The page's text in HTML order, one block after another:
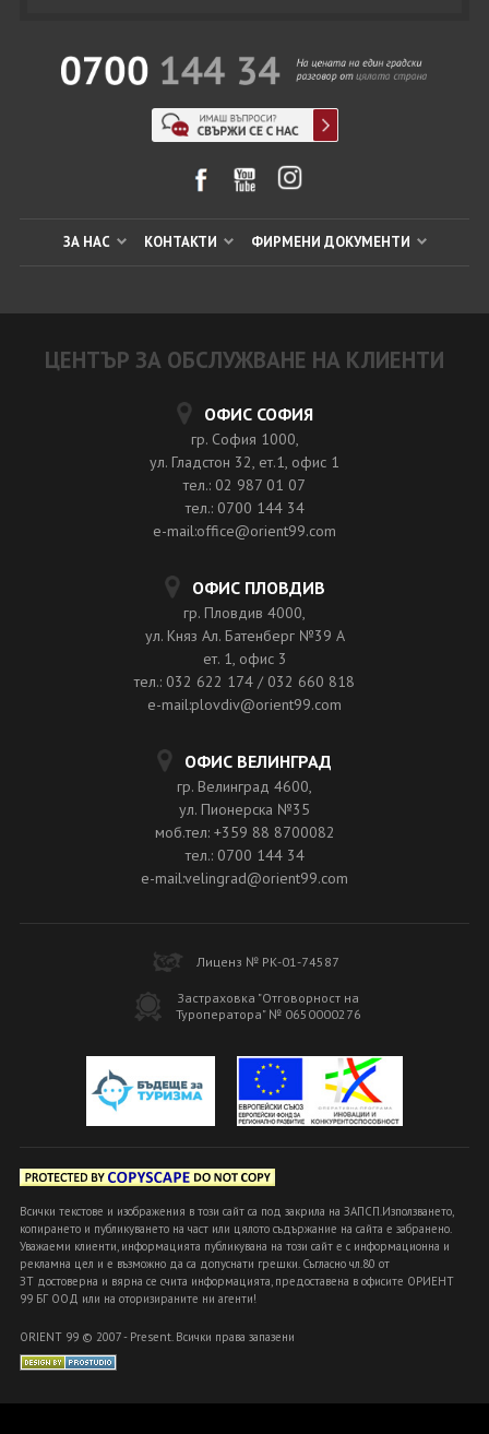
ЗА НАС КОНТАКТИ ФИРМЕНИ ДОКУМЕНТИ
ЦЕНТЪР ЗА ОБСЛУЖВАНЕ НА КЛИЕНТИ
ОФИС СОФИЯ
гр. София 1000,
ул. Гладстон 32, ет.1, офис 1
тел.: 02 987 01 07
тел.: 0700 144 34
e-mail:office@orient99.com
ОФИС ПЛОВДИВ
гр. Пловдив 4000,
ул. Княз Ал. Батенберг №39 A
ет. 1, офис 3
тел.: 032 622 174 / 032 660 818
e-mail:plovdiv@orient99.com
ОФИС ВЕЛИНГРАД
гр. Велинград 4600,
ул. Пионерска №35
моб.тел: +359 88 8700082
тел.: 0700 144 34
e-mail:velingrad@orient99.com
Лиценз № РК-01-74587
Застраховка "Отговорност на
Туроператора" № 0650000276
Всички текстове и изображения в този сайт са под закрила на ЗАПСП.Използването,
копирането и публикуването на част или цялото съдържание на сайта е забранено.
Уважаеми клиенти, информацията публикувана на този сайт е с информационна и
рекламна цел и е възможно да са допуснати грешки. Съгласно чл.80 от
ЗТ достоверна и вярна се счита информацията, предоставена в офисите ОРИЕНТ
99 БГ ООД или на оторизираните ни агенти!
ORIENT 99 © 2007 - Present. Всички права запазени